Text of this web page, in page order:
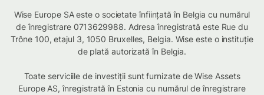
Wise Europe SA este o societate înființată în Belgia cu numărul
de înregistrare 0713629988. Adresa înregistrată este Rue du
Trône 100, etajul 3, 1050 Bruxelles, Belgia. Wise este o instituție
de plată autorizată în Belgia.
Toate serviciile de investiții sunt furnizate de Wise Assets
Europe AS, înregistrată în Estonia cu numărul de înregistrare